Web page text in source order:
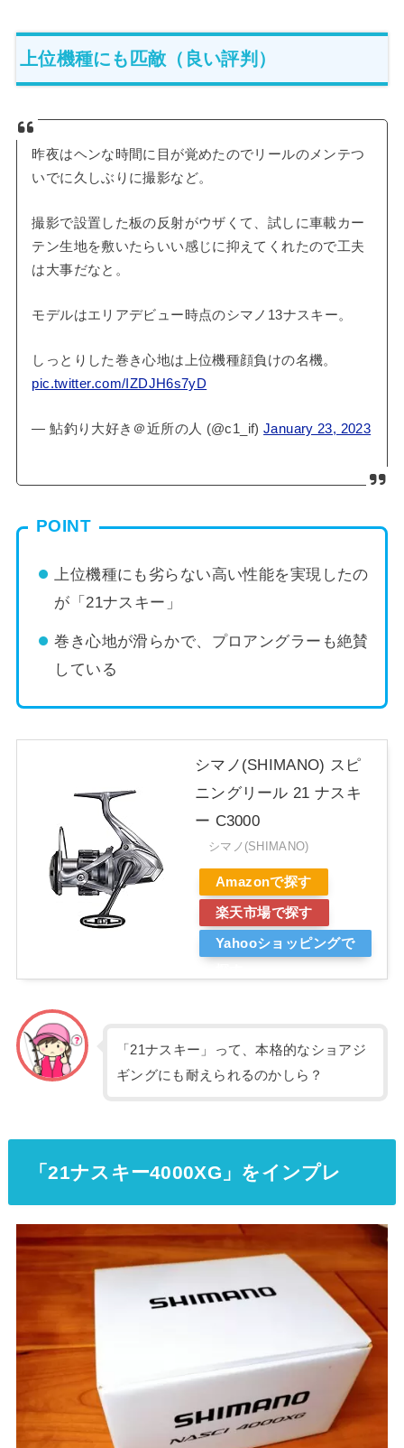
上位機種にも匹敵（良い評判）
昨夜はヘンな時間に目が覚めたのでリールのメンテつ
いでに久しぶりに撮影など。
撮影で設置した板の反射がウザくて、試しに車載カー
テン生地を敷いたらいい感じに抑えてくれたので工夫
は大事だなと。
モデルはエリアデビュー時点のシマノ13ナスキー。
しっとりした巻き心地は上位機種顔負けの名機。
pic.twitter.com/IZDJH6s7yD
— 鮎釣り大好き＠近所の人 (@c1_if)January 23, 2023
POINT
上位機種にも劣らない高い性能を実現したの
が「21ナスキー」
巻き心地が滑らかで、プロアングラーも絶賛
している
シマノ(SHIMANO) スピ
ニングリール 21 ナスキ
ー C3000
シマノ(SHIMANO)
Amazonで探す
楽天市場で探す
Yahooショッピングで
「21ナスキー」って、本格的なショアジ
ギングにも耐えられるのかしら？
「21ナスキー4000XG」をインプレ